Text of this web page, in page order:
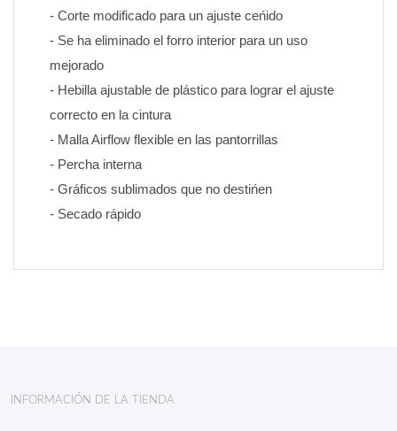
- Corte modificado para un ajuste ceńido
- Se ha eliminado el forro interior para un uso
mejorado
- Hebilla ajustable de plástico para lograr el ajuste
correcto en la cintura
- Malla Airflow flexible en las pantorrillas
- Percha interna
- Gráficos sublimados que no destińen
- Secado rápido
INFORMACIÓN DE LA TIENDA